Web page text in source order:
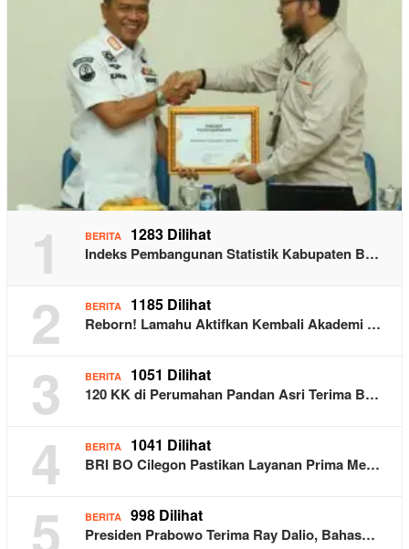
1 BERITA 1283 Dilihat
Indeks Pembangunan Statistik Kabupaten B…
2 BERITA 1185 Dilihat
Reborn! Lamahu Aktifkan Kembali Akademi …
3 BERITA 1051 Dilihat
120 KK di Perumahan Pandan Asri Terima B…
4 BERITA 1041 Dilihat
BRI BO Cilegon Pastikan Layanan Prima Me…
5 BERITA 998 Dilihat
Presiden Prabowo Terima Ray Dalio, Bahas…